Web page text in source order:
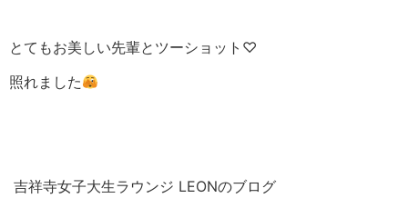
とてもお美しい先輩とツーショット♡
照れました
吉祥寺女子大生ラウンジ LEONのブログ